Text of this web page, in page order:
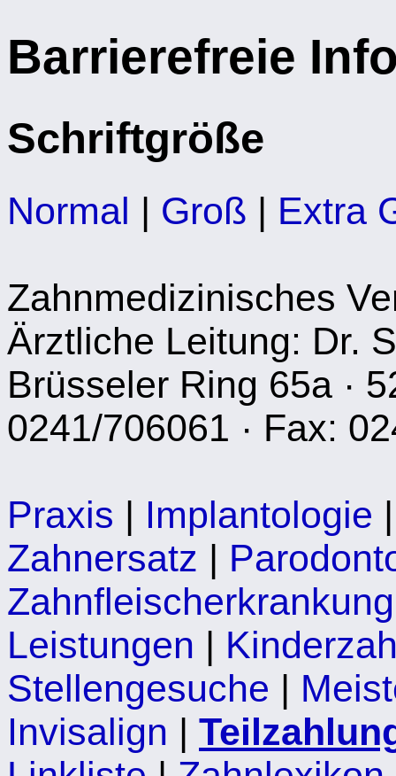
Barrierefreie
Schriftgröße
Normal | Groß | Extra
Zahnmedizinisches
Ärztliche Leitung: Dr.
Brüsseler Ring 65a ·
0241/706061 · Fax:
Praxis | Implantologie
Zahnersatz |
Zahnfleischerkrankung
Leistungen |
Stellengesuche |
Invisalign |